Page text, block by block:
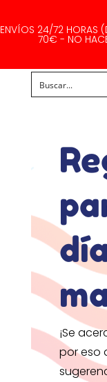
ENVÍOS 24/72 HORAS
70€ - NO
¡Se
por eso